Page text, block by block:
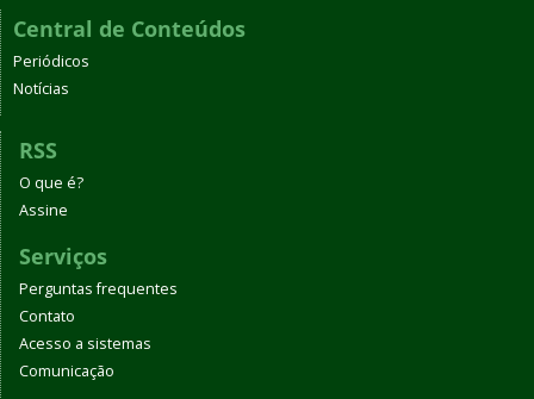
Central de Conteúdos
Periódicos
Notícias
RSS
O que é?
Assine
Serviços
Perguntas frequentes
Contato
Acesso a sistemas
Comunicação